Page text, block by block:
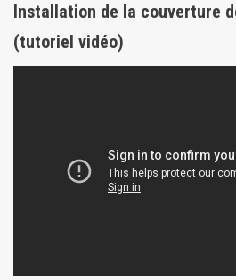
Installation de la couverture
(tutoriel vidéo)